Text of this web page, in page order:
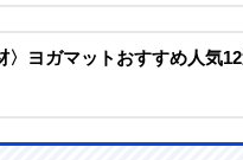
〉ヨガマットおすすめ人気